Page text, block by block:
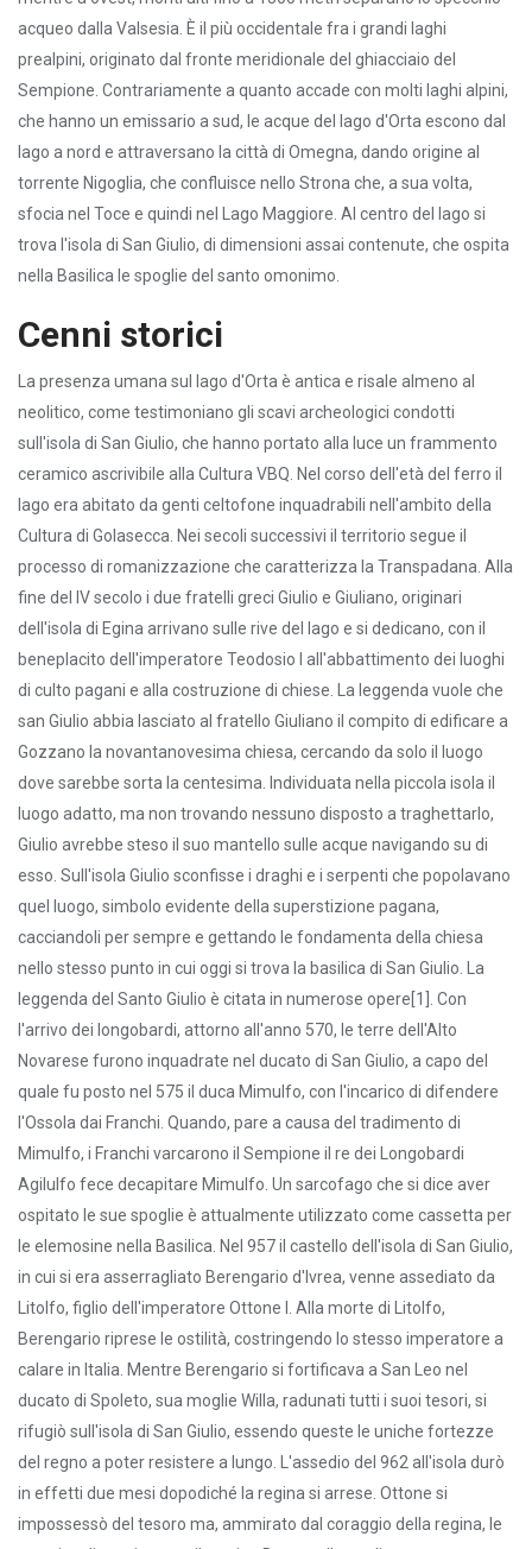
acqueo dalla Valsesia. È il più occidentale fra i grandi laghi
prealpini, originato dal fronte meridionale del ghiacciaio del
Sempione. Contrariamente a quanto accade con molti laghi alpini,
che hanno un emissario a sud, le acque del lago d'Orta escono dal
lago a nord e attraversano la città di Omegna, dando origine al
torrente Nigoglia, che confluisce nello Strona che, a sua volta,
sfocia nel Toce e quindi nel Lago Maggiore. Al centro del lago si
trova l'isola di San Giulio, di dimensioni assai contenute, che ospita
nella Basilica le spoglie del santo omonimo.
Cenni storici
La presenza umana sul lago d'Orta è antica e risale almeno al
neolitico, come testimoniano gli scavi archeologici condotti
sull'isola di San Giulio, che hanno portato alla luce un frammento
ceramico ascrivibile alla Cultura VBQ. Nel corso dell'età del ferro il
lago era abitato da genti celtofone inquadrabili nell'ambito della
Cultura di Golasecca. Nei secoli successivi il territorio segue il
processo di romanizzazione che caratterizza la Transpadana. Alla
fine del IV secolo i due fratelli greci Giulio e Giuliano, originari
dell'isola di Egina arrivano sulle rive del lago e si dedicano, con il
beneplacito dell'imperatore Teodosio I all'abbattimento dei luoghi
di culto pagani e alla costruzione di chiese. La leggenda vuole che
san Giulio abbia lasciato al fratello Giuliano il compito di edificare a
Gozzano la novantanovesima chiesa, cercando da solo il luogo
dove sarebbe sorta la centesima. Individuata nella piccola isola il
luogo adatto, ma non trovando nessuno disposto a traghettarlo,
Giulio avrebbe steso il suo mantello sulle acque navigando su di
esso. Sull'isola Giulio sconfisse i draghi e i serpenti che popolavano
quel luogo, simbolo evidente della superstizione pagana,
cacciandoli per sempre e gettando le fondamenta della chiesa
nello stesso punto in cui oggi si trova la basilica di San Giulio. La
leggenda del Santo Giulio è citata in numerose opere[1]. Con
l'arrivo dei longobardi, attorno all'anno 570, le terre dell'Alto
Novarese furono inquadrate nel ducato di San Giulio, a capo del
quale fu posto nel 575 il duca Mimulfo, con l'incarico di difendere
l'Ossola dai Franchi. Quando, pare a causa del tradimento di
Mimulfo, i Franchi varcarono il Sempione il re dei Longobardi
Agilulfo fece decapitare Mimulfo. Un sarcofago che si dice aver
ospitato le sue spoglie è attualmente utilizzato come cassetta per
le elemosine nella Basilica. Nel 957 il castello dell'isola di San Giulio,
in cui si era asserragliato Berengario d'Ivrea, venne assediato da
Litolfo, figlio dell'imperatore Ottone I. Alla morte di Litolfo,
Berengario riprese le ostilità, costringendo lo stesso imperatore a
calare in Italia. Mentre Berengario si fortificava a San Leo nel
ducato di Spoleto, sua moglie Willa, radunati tutti i suoi tesori, si
rifugiò sull'isola di San Giulio, essendo queste le uniche fortezze
del regno a poter resistere a lungo. L'assedio del 962 all'isola durò
in effetti due mesi dopodiché la regina si arrese. Ottone si
impossessò del tesoro ma, ammirato dal coraggio della regina, le